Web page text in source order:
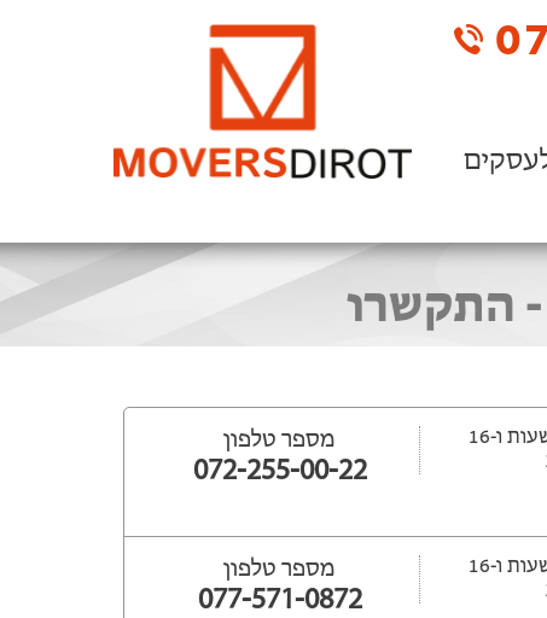
- התקשרו
ייפתח עוד 19 שעות ‫ו-16
מספר טלפון
072-255-00-22
ייפתח עוד 18 שעות ‫ו-16
מספר טלפון
077-571-0872